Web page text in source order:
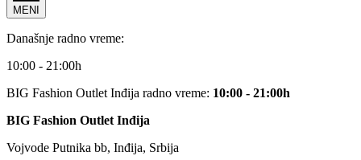
MENI
Današnje radno vreme:
10:00 - 21:00h
BIG Fashion Outlet Inđija radno vreme: 10:00 - 21:00h
BIG Fashion Outlet Inđija
Vojvode Putnika bb, Inđija, Srbija